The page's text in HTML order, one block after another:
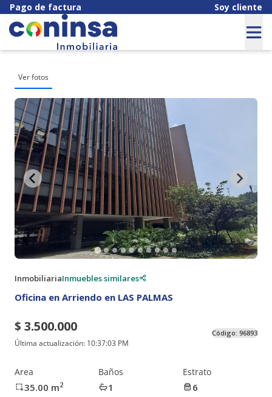
Pago de factura Soy cliente
Ver fotos
InmobiliariaInmuebles similares
Oficina en Arriendo en LAS PALMAS
$ 3.500.000
Última actualización: 10:37:03 PM
Código: 96893
Area
35.00 m2
Baños
1
Estrato
6